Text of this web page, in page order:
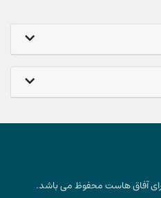
آفاق هاست محفوظ می باشد.